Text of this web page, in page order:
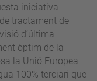
iniciativa
tractament de
d’última
òptim de la
la Unió Europea
100% terciari que